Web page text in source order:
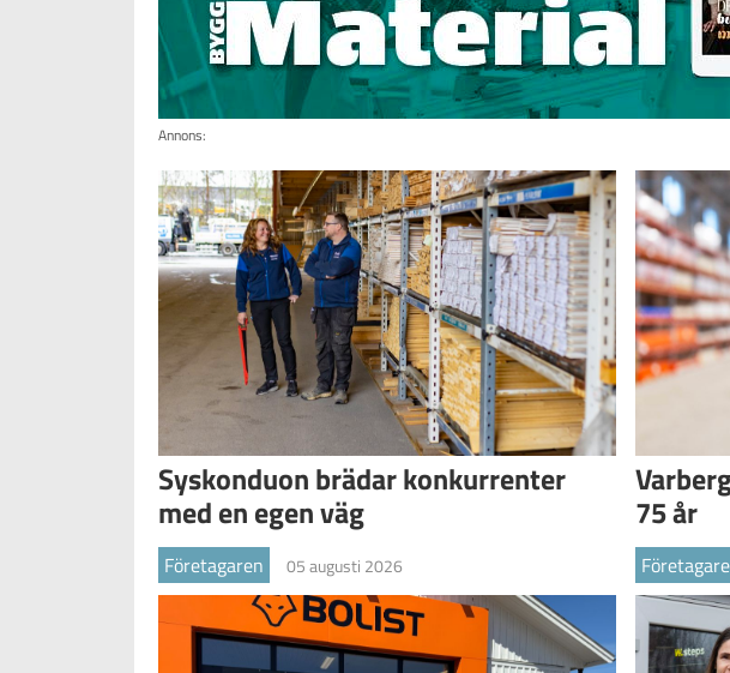
Annons:
Syskonduon brädar konkurrenter
med en egen väg
Företagaren 05 augusti 2026
75 år